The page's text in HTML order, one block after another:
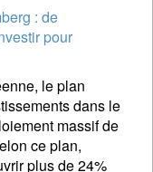
: de
pour
le plan
dans le
massif de
ce plan,
plus de 24%